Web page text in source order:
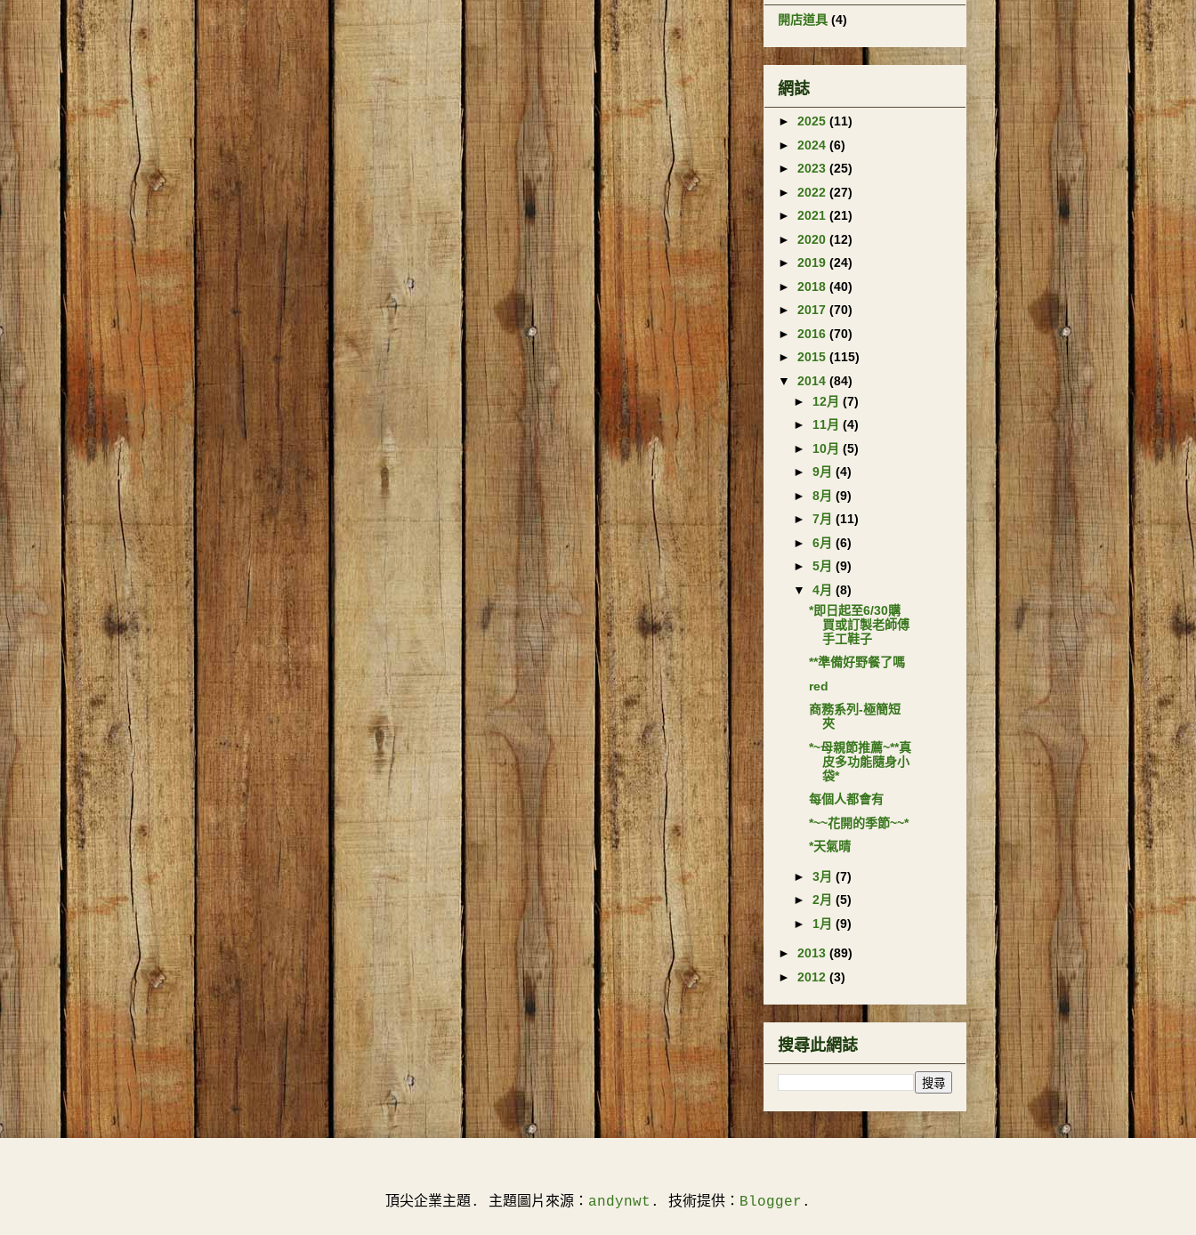
開店道具 (4)
網誌
► 2025 (11)
► 2024 (6)
► 2023 (25)
► 2022 (27)
► 2021 (21)
► 2020 (12)
► 2019 (24)
► 2018 (40)
► 2017 (70)
► 2016 (70)
► 2015 (115)
▼ 2014 (84)
► 12月 (7)
► 11月 (4)
► 10月 (5)
► 9月 (4)
► 8月 (9)
► 7月 (11)
► 6月 (6)
► 5月 (9)
▼ 4月 (8)
*即日起至6/30購
買或訂製老師傅
手工鞋子
**準備好野餐了嗎
red
商務系列-極簡短
夾
*~母親節推薦~**真
皮多功能隨身小
袋*
每個人都會有
*~~花開的季節~~*
*天氣晴
► 3月 (7)
► 2月 (5)
► 1月 (9)
► 2013 (89)
► 2012 (3)
搜尋此網誌
頂尖企業主題. 主題圖片來源： andynwt . 技術提供： Blogger .